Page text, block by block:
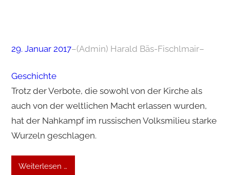
29. Januar 2017–(Admin) Harald Bäs-Fischlmair–
Geschichte
Trotz der Verbote, die sowohl von der Kirche als
auch von der weltlichen Macht erlassen wurden,
hat der Nahkampf im russischen Volksmilieu starke
Wurzeln geschlagen.
Weiterlesen …